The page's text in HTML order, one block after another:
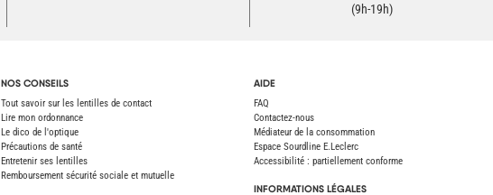
Contacter un conseiller
(9h-19h)
NOS CONSEILS
Tout savoir sur les lentilles de contact
Lire mon ordonnance
Le dico de l'optique
Précautions de santé
Entretenir ses lentilles
Remboursement sécurité sociale et mutuelle
AIDE
FAQ
Contactez-nous
Médiateur de la consommation
Espace Sourdline E.Leclerc
Accessibilité : partiellement conforme
INFORMATIONS LÉGALES